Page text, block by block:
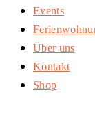
Events
Über uns
Kontakt
Shop